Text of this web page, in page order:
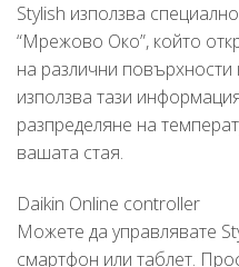
Stylish използва
“Мрежово Око”, който
на различни повърхности
използва тази
разпределяне на
вашата стая.
Daikin Оnline controller
Можете да управлявате
смартфон или таблет.